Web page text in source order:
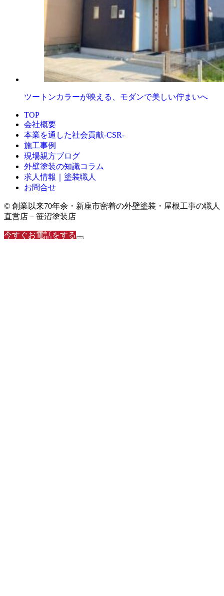
ツートンカラーが映える、モダンで美しい佇まいへ
TOP
会社概要
本業を通した社会貢献-CSR-
施工事例
現場親方ブログ
外壁塗装の知識コラム
求人情報｜塗装職人
お問合せ
© 創業以来70年余・新座市密着の外壁塗装・屋根工事の職人
直営店－笹沼塗装店
今すぐお電話をする